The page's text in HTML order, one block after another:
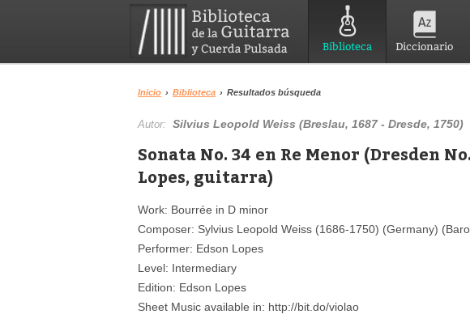
Biblioteca Diccionario
Inicio › Biblioteca › Resultados búsqueda
Autor:Silvius Leopold Weiss (Breslau, 1687 - Dresde, 1750)
Sonata No. 34 en Re Menor (Dresden
Lopes, guitarra)
Work: Bourrée in D minor
Composer: Sylvius Leopold Weiss (1686-1750) (Germany)
Performer: Edson Lopes
Level: Intermediary
Edition: Edson Lopes
Sheet Music available in: http://bit.do/violao